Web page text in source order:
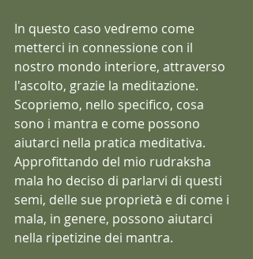
In questo caso vedremo come
metterci in connessione con il
nostro mondo interiore, attraverso
l'ascolto, grazie la meditazione.
Scopriemo, nello specifico, cosa
sono i mantra e come possono
aiutarci nella pratica meditativa.
Approfittando del mio rudraksha
mala ho deciso di parlarvi di questi
semi, delle sue proprietà e di come i
mala, in genere, possono aiutarci
nella ripetizine dei mantra.